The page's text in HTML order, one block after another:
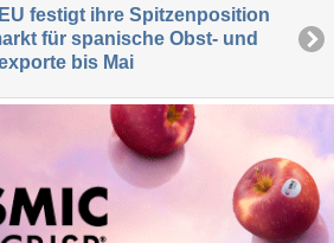
festigt ihre Spitzenposition
für spanische Obst- und
bis Mai